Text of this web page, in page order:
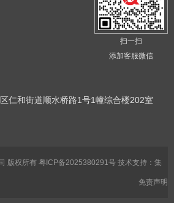
扫一扫
添加客服微信
仁和街道顺水桥路1号1幢综合楼202室
版权所有 粤ICP备2025380291号 技术支持：集
免责声明